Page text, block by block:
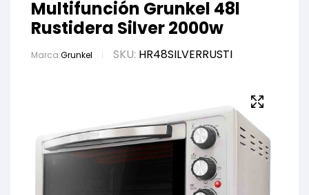
Multifunción Grunkel 48l
Rustidera Silver 2000w
Marca:Grunkel SKU: HR48SILVERRUSTI